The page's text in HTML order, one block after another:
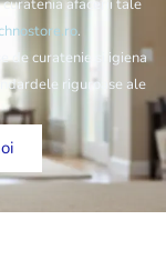
afacerii tale
.
de curatenie si igiena
riguroase ale